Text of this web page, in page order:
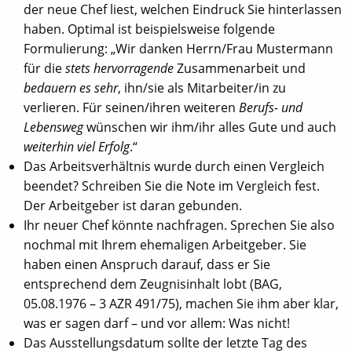
der neue Chef liest, welchen Eindruck Sie hinterlassen
haben. Optimal ist beispielsweise folgende
Formulierung: „Wir danken Herrn/Frau Mustermann
für diestets hervorragendeZusammenarbeit und
bedauern es sehr, ihn/sie als Mitarbeiter/in zu
verlieren. Für seinen/ihren weiteren Berufs- und
Lebenswegwünschen wir ihm/ihr alles Gute und auch
weiterhin viel Erfolg.“
Das Arbeitsverhältnis wurde durch einen Vergleich
beendet? Schreiben Sie die Note im Vergleich fest.
Der Arbeitgeber ist daran gebunden.
Ihr neuer Chef könnte nachfragen. Sprechen Sie also
nochmal mit Ihrem ehemaligen Arbeitgeber. Sie
haben einen Anspruch darauf, dass er Sie
entsprechend dem Zeugnisinhalt lobt (BAG,
05.08.1976 – 3 AZR 491/75), machen Sie ihm aber klar,
was er sagen darf – und vor allem: Was nicht!
Das Ausstellungsdatum sollte der letzte Tag des